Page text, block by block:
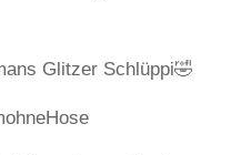
Glitzer Schlüppi🤣